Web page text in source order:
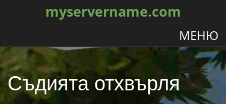
myservername.com
МЕНЮ
Съдията отхвърля